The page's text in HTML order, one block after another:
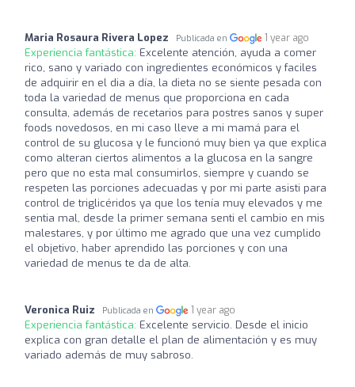
Maria Rosaura Rivera Lopez Publicada en 1 year ago
Experiencia fantástica: Excelente atención, ayuda a comer
rico, sano y variado con ingredientes económicos y faciles
de adquirir en el dia a día, la dieta no se siente pesada con
toda la variedad de menus que proporciona en cada
consulta, además de recetarios para postres sanos y super
foods novedosos, en mi caso lleve a mi mamá para el
control de su glucosa y le funcionó muy bien ya que explica
como alteran ciertos alimentos a la glucosa en la sangre
pero que no esta mal consumirlos, siempre y cuando se
respeten las porciones adecuadas y por mi parte asisti para
control de triglicéridos ya que los tenía muy elevados y me
sentia mal, desde la primer semana senti el cambio en mis
malestares, y por último me agrado que una vez cumplido
el objetivo, haber aprendido las porciones y con una
variedad de menus te da de alta.
Veronica Ruiz Publicada en 1 year ago
Experiencia fantástica: Excelente servicio. Desde el inicio
explica con gran detalle el plan de alimentación y es muy
variado además de muy sabroso.